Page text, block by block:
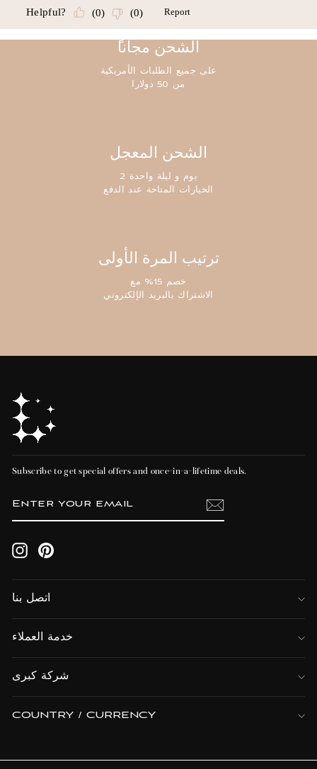
ًالشحن مجانا
على جميع الطلبات الأمريكية
من 50 دولارا
الشحن المعجل
2 يوم و ليلة واحدة
الخيارات المتاحة عند الدفع
ترتيب المرة الأولى
خصم 15% مع
الاشتراك بالبريد الإلكتروني
Subscribe to get special offers and once-in-a-lifetime deals.
YOUR
InstagramPinterest
اتصل بنا
خدمة العملاء
شركة كبرى
COUNTRY / CURRENCY